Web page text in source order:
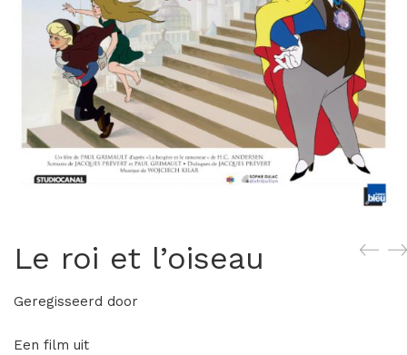
Le roi et l’oiseau
Geregisseerd door
Een film uit